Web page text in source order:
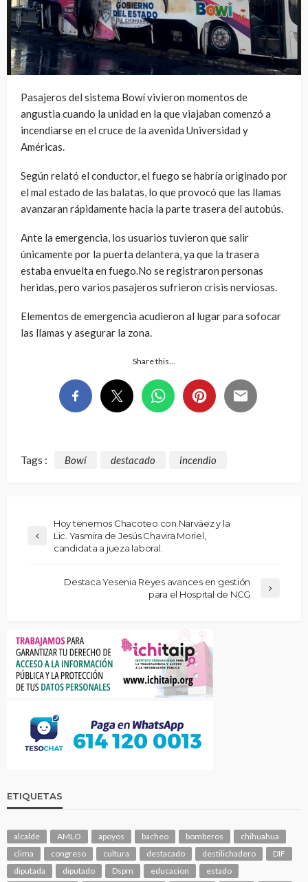
Pasajeros del sistema Bowí vivieron momentos de
angustia cuando la unidad en la que viajaban comenzó a
incendiarse en el cruce de la avenida Universidad y
Américas.
Según relató el conductor, el fuego se habría originado por
el mal estado de las balatas, lo que provocó que las llamas
avanzaran rápidamente hacia la parte trasera del autobús.
Ante la emergencia, los usuarios tuvieron que salir
únicamente por la puerta delantera, ya que la trasera
estaba envuelta en fuego.No se registraron personas
heridas, pero varios pasajeros sufrieron crisis nerviosas.
Elementos de emergencia acudieron al lugar para sofocar
las llamas y asegurar la zona.
Share this…
Tags : Bowí destacado incendio
Hoy tenemos Chacoteo con Narváez y la
Lic. Yasmira de Jesús Chavira Moriel,
candidata a jueza laboral.
Destaca Yesenia Reyes avances en gestión
para el Hospital de NCG
ETIQUETAS
alcalde AMLO apoyos bacheo bomberos
chihuahua
clima
congreso cultura destacado destilichadero
DIF
diputada
diputado Dspm educacion
estado